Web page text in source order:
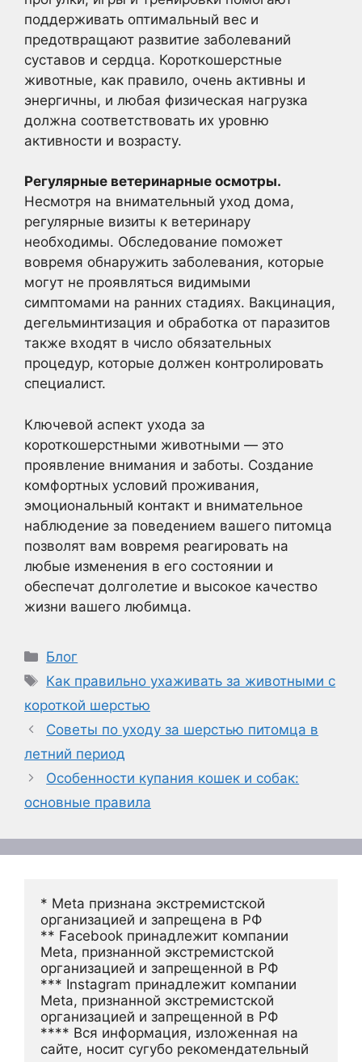
поддерживать оптимальный вес и
предотвращают развитие заболеваний
суставов и сердца. Короткошерстные
животные, как правило, очень активны и
энергичны, и любая физическая нагрузка
должна соответствовать их уровню
активности и возрасту.
Регулярные ветеринарные осмотры.
Несмотря на внимательный уход дома,
регулярные визиты к ветеринару
необходимы. Обследование поможет
вовремя обнаружить заболевания, которые
могут не проявляться видимыми
симптомами на ранних стадиях. Вакцинация,
дегельминтизация и обработка от паразитов
также входят в число обязательных
процедур, которые должен контролировать
специалист.
Ключевой аспект ухода за
короткошерстными животными — это
проявление внимания и заботы. Создание
комфортных условий проживания,
эмоциональный контакт и внимательное
наблюдение за поведением вашего питомца
позволят вам вовремя реагировать на
любые изменения в его состоянии и
обеспечат долголетие и высокое качество
жизни вашего любимца.
Рубрики
Блог
Метки
Как правильно ухаживать за животными с
короткой шерстью
Советы по уходу за шерстью питомца в
летний период
Особенности купания кошек и собак:
основные правила
* Meta признана экстремистской
организацией и запрещена в РФ
** Facebook принадлежит компании
Meta, признанной экстремистской
организацией и запрещенной в РФ
*** Instagram принадлежит компании
Meta, признанной экстремистской
организацией и запрещенной в РФ
**** Вся информация, изложенная на
сайте, носит сугубо рекомендательный